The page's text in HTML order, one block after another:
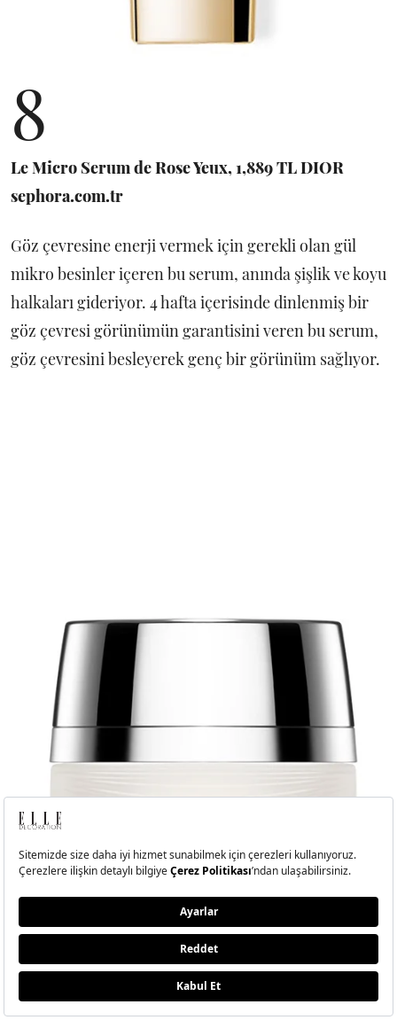
8
Le Micro Serum de Rose Yeux, 1,889 TL DIOR
sephora.com.tr
Göz çevresine enerji vermek için gerekli olan gül
mikro besinler içeren bu serum, anında şişlik ve koyu
halkaları gideriyor. 4 hafta içerisinde dinlenmiş bir
göz çevresi görünümün garantisini veren bu serum,
göz çevresini besleyerek genç bir görünüm sağlıyor.